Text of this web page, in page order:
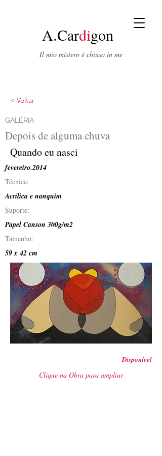
A.Cardigon
Il mio mistero è chiuso in me
< Voltar
GALERIA
Depois de alguma chuva
Quando eu nasci
fevereiro.2014
Técnica:
Acrílica e nanquim
Suporte:
Papel Canson 300g/m2
Tamanho:
59 x 42 cm
Disponível
Clique na Obra para ampliar